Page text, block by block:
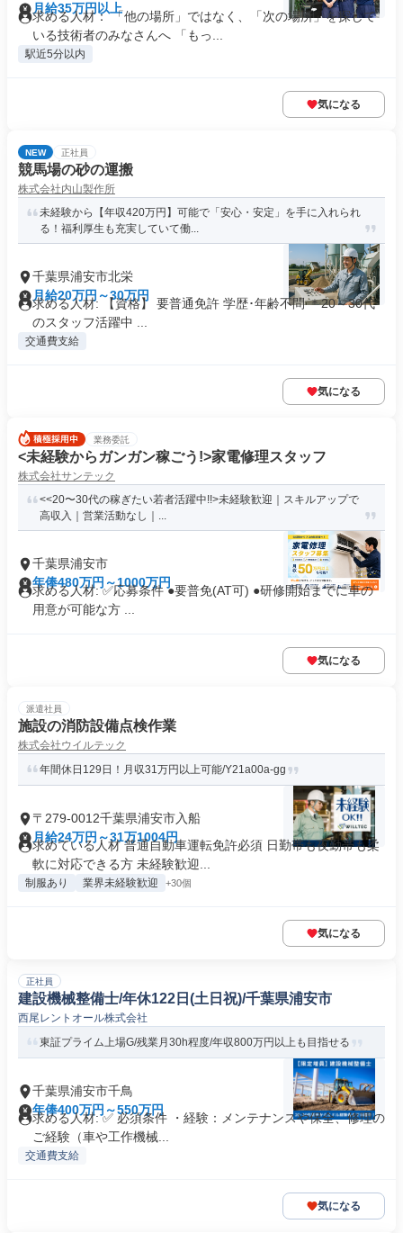
月給35万円以上
求める人材： 「他の場所」ではなく、「次の場所」を探して
いる技術者のみなさんへ 「もっ...
駅近5分以内
気になる
NEW 正社員
競馬場の砂の運搬
株式会社内山製作所
未経験から【年収420万円】可能で「安心・安定」を手に入れられ
る！福利厚生も充実していて働...
千葉県浦安市北栄
月給20万円～30万円
求める人材: 【資格】 要普通免許 学歴･年齢不問 ＊20～30代
のスタッフ活躍中 ...
交通費支給
気になる
業務委託
<未経験からガンガン稼ごう!>家電修理スタッフ
株式会社サンテック
<<20〜30代の稼ぎたい若者活躍中!!>未経験歓迎｜スキルアップで
高収入｜営業活動なし｜...
千葉県浦安市
年俸480万円～1000万円
求める人材: ✅️応募条件 ●要普免(AT可) ●研修開始までに車の
用意が可能な方 ...
気になる
派遣社員
施設の消防設備点検作業
株式会社ウイルテック
年間休日129日！月収31万円以上可能/Y21a00a-gg
〒279-0012千葉県浦安市入船
月給24万円～31万1004円
求めている人材 普通自動車運転免許必須 日勤帯も夜勤帯も柔
軟に対応できる方 未経験歓迎...
制服あり 業界未経験歓迎 +30個
気になる
正社員
建設機械整備士/年休122日(土日祝)/千葉県浦安市
西尾レントオール株式会社
東証プライム上場G/残業月30h程度/年収800万円以上も目指せる
千葉県浦安市千鳥
年俸400万円～550万円
求める人材: ✅ 必須条件 ・経験：メンテナンスや保全、修理の
ご経験（車や工作機械...
交通費支給
気になる